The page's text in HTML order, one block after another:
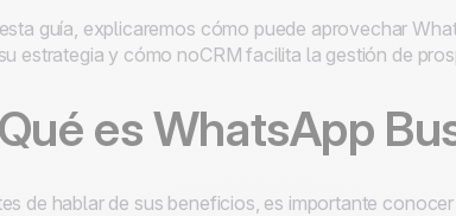
guía, explicaremos cómo puede aprovechar
estrategia y cómo noCRM facilita la gestión de
es WhatsApp
de hablar de sus beneficios, es importante